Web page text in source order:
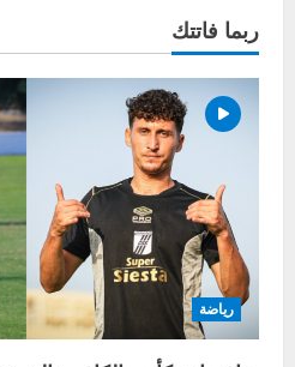
ربما فاتتك
رياضة